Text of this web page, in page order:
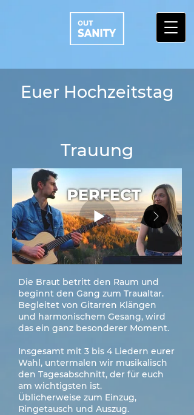
Euer Hochzeitstag
Trauung
Die Braut betritt den Raum und
beginnt den Gang zum Traualtar.
Begleitet von Gitarren Klängen
und harmonischem Gesang, wird
das ein ganz besonderer Moment.
Insgesamt mit 3 bis 4 Liedern eurer
Wahl, untermalen wir musikalisch
den Tagesabschnitt, der für euch
am wichtigsten ist.
Üblicherweise zum Einzug,
Ringetausch und Auszug.